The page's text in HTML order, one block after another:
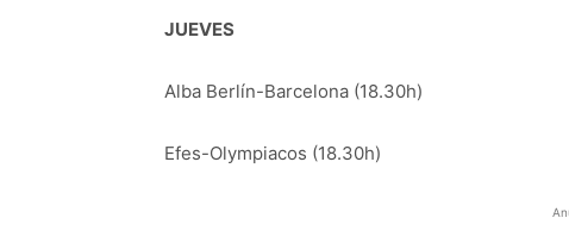
JUEVES
Alba Berlín-Barcelona (18.30h)
Efes-Olympiacos (18.30h)